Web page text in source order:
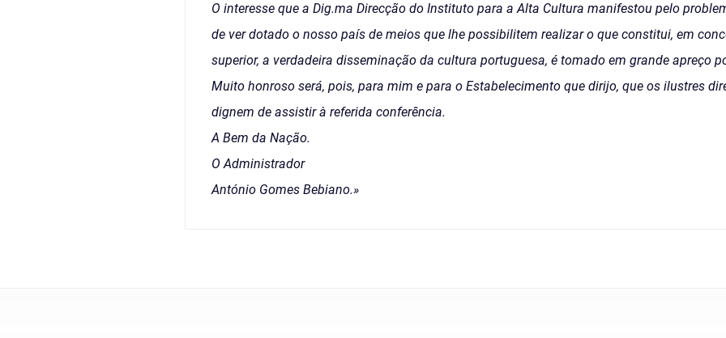
O interesse que a Dig.ma Direcção do Instituto para a Alta Cultura manifestou pelo
de ver dotado o nosso país de meios que lhe possibilitem realizar o que constitui, em
superior, a verdadeira disseminação da cultura portuguesa, é tomado em grande apreço
Muito honroso será, pois, para mim e para o Estabelecimento que dirijo, que os ilustres
dignem de assistir à referida conferência.
A Bem da Nação.
O Administrador
António Gomes Bebiano.»